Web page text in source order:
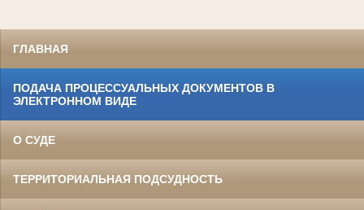
ГЛАВНАЯ
ПОДАЧА ПРОЦЕССУАЛЬНЫХ ДОКУМЕНТОВ В
ЭЛЕКТРОННОМ ВИДЕ
О СУДЕ
ТЕРРИТОРИАЛЬНАЯ ПОДСУДНОСТЬ